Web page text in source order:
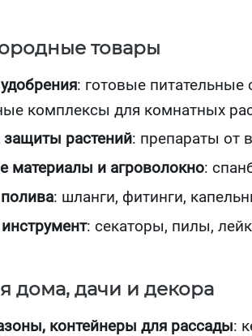
товары
: готовые
комплексы для комнатных
защиты растений: препараты от
материалы и агроволокно:
: шланги, фитинги,
: секаторы, пилы,
дома, дачи и декора
контейнеры для рассады: